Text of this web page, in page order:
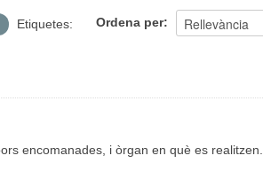
Ordena per
Etiquetes:
encomanades, i òrgan en què es realitzen.